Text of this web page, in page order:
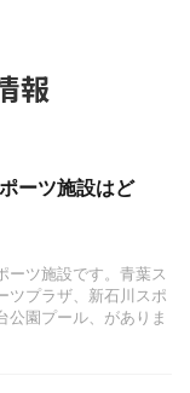
報
ーツ施設はど
ーツ施設です。青葉ス
ツプラザ、新石川スポ
公園プール、がありま